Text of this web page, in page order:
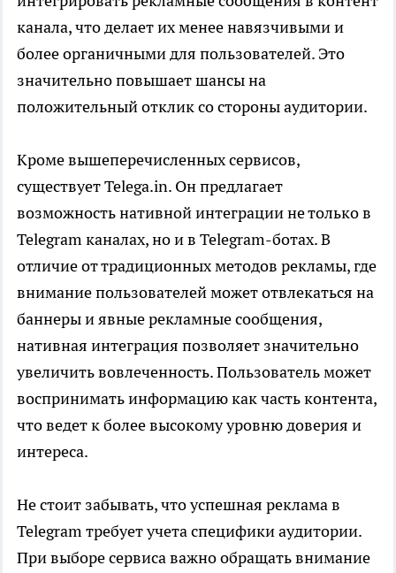
канала, что делает их менее навязчивыми и
более органичными для пользователей. Это
значительно повышает шансы на
положительный отклик со стороны аудитории.
Кроме вышеперечисленных сервисов,
существуетTelega.in. Он предлагает
возможность нативной интеграции не только в
Telegram каналах, но и в Telegram-ботах. В
отличие от традиционных методов рекламы, где
внимание пользователей может отвлекаться на
баннеры и явные рекламные сообщения,
нативная интеграция позволяет значительно
увеличить вовлеченность. Пользователь может
воспринимать информацию как часть контента,
что ведет к более высокому уровню доверия и
интереса.
Не стоит забывать, что успешная реклама в
Telegram требует учета специфики аудитории.
При выборе сервиса важно обращать внимание